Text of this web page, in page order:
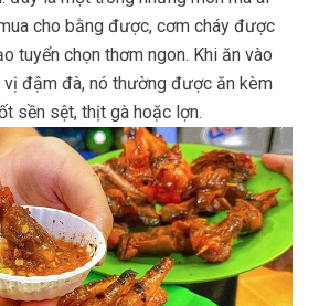
cho bằng được, cơm cháy được
tuyển chọn thơm ngon. Khi ăn vào
đậm đà, nó thường được ăn kèm
sền sệt, thịt gà hoặc lợn.